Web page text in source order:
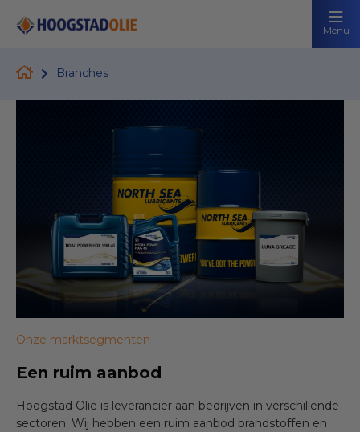
Menu
Branches
Onze marktsegmenten
Een ruim aanbod
Hoogstad Olie is leverancier aan bedrijven in verschillende
sectoren. Wij hebben een ruim aanbod brandstoffen en